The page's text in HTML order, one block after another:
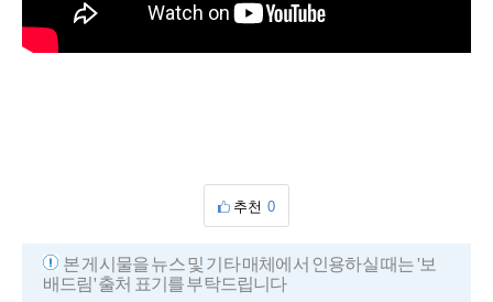
추천 0
본 게시물을 뉴스 및 기타 매체에서 인용하실 때는 '보
배드림' 출처 표기를 부탁드립니다